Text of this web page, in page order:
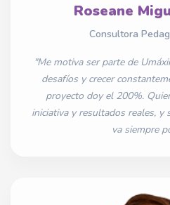
Roseane
Consultora
"Me motiva ser parte de
desafíos y crecer
proyecto doy el 200%.
iniciativa y resultados reales, y
va siempre